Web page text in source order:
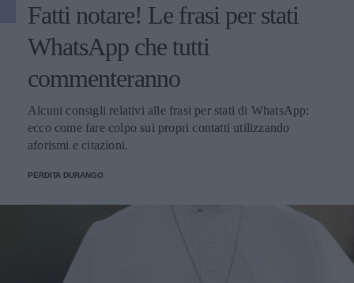
Fatti notare! Le frasi per stati
WhatsApp che tutti
commenteranno
Alcuni consigli relativi alle frasi per stati di WhatsApp:
ecco come fare colpo sui propri contatti utilizzando
aforismi e citazioni.
PERDITA DURANGO